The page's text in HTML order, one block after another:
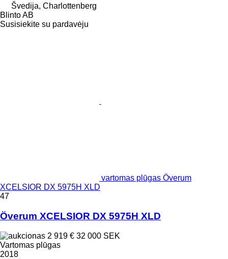
Švedija, Charlottenberg
Blinto AB
Susisiekite su pardavėju
vartomas plūgas Överum
XCELSIOR DX 5975H XLD
47
Överum XCELSIOR DX 5975H XLD
2 919 € 32 000 SEK
Vartomas plūgas
2018